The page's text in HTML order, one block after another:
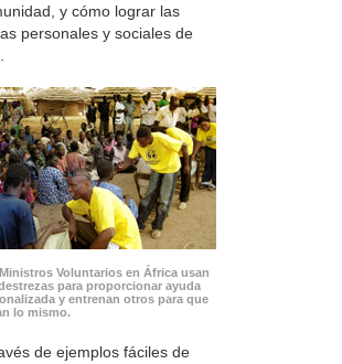
y cómo lograr las
personales y sociales de
Voluntarios en África usan
para proporcionar ayuda
y entrenan otros para que
lo mismo.
de ejemplos fáciles de